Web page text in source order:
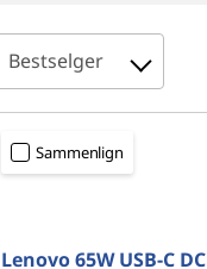
Bestselger
Sammenlign
Lenovo 65W USB-C DC